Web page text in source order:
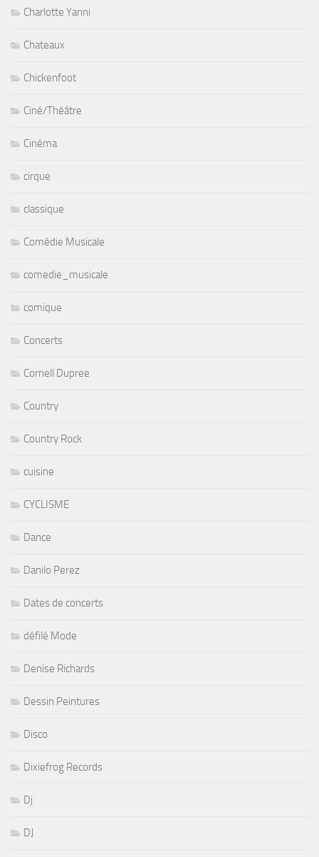
Charlotte Yanni
Chateaux
Chickenfoot
Ciné/Théâtre
Cinéma
cirque
classique
Comédie Musicale
comedie_musicale
comique
Concerts
Cornell Dupree
Country
Country Rock
cuisine
CYCLISME
Dance
Danilo Perez
Dates de concerts
défilé Mode
Denise Richards
Dessin Peintures
Disco
Dixiefrog Records
Dj
DJ